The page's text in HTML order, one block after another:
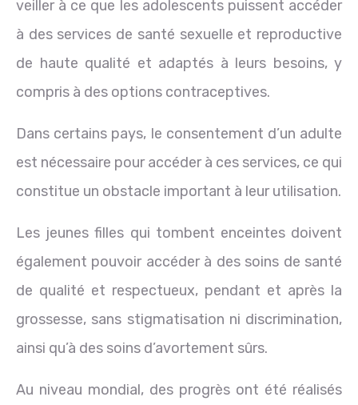
veiller à ce que les adolescents puissent accéder
à des services de santé sexuelle et reproductive
de haute qualité et adaptés à leurs besoins, y
compris à des options contraceptives.
Dans certains pays, le consentement d’un adulte
est nécessaire pour accéder à ces services, ce qui
constitue un obstacle important à leur utilisation.
Les jeunes filles qui tombent enceintes doivent
également pouvoir accéder à des soins de santé
de qualité et respectueux, pendant et après la
grossesse, sans stigmatisation ni discrimination,
ainsi qu’à des soins d’avortement sûrs.
Au niveau mondial, des progrès ont été réalisés